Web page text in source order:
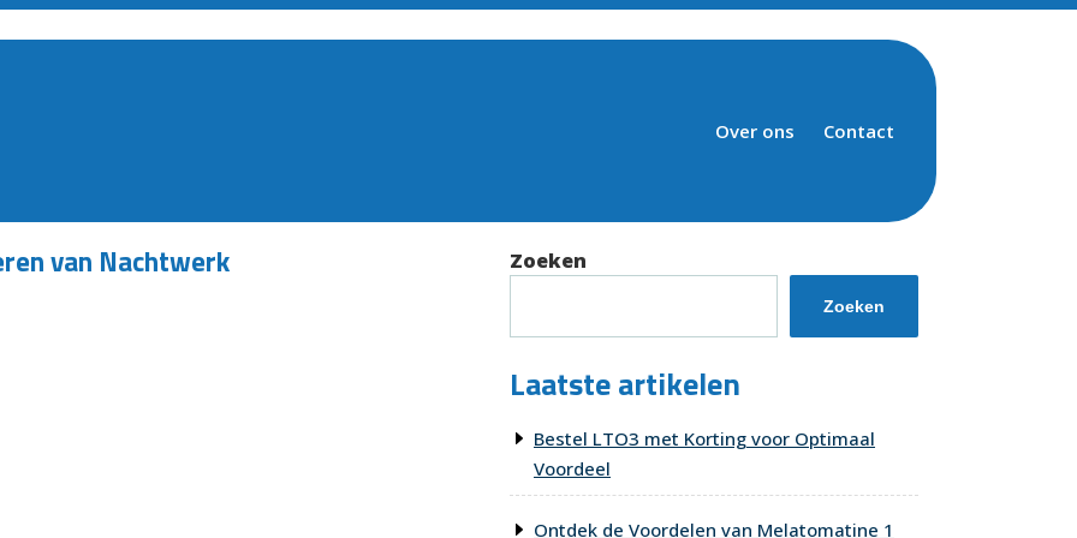
Over ons Contact
van Nachtwerk Zoeken
Zoeken
Laatste artikelen
Bestel LTO3 met Korting voor Optimaal
Voordeel
Ontdek de Voordelen van Melatomatine 1